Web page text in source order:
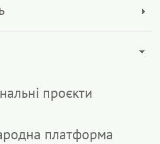
проєкти
платформа